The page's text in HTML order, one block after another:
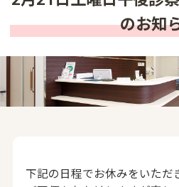
のお知
下記の日程でお休みをいただ